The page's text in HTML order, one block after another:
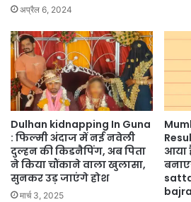
अप्रैल 6, 2024
Dulhan kidnapping In Guna
: फिल्मी अंदाज में नई नवेली
दुल्हन की किडनैपिंग, अब पिता
ने किया चौंकाने वाला खुलासा,
सुनकर उड़ जाएंगे होश
मार्च 3, 2025
आया